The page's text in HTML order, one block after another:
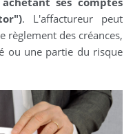
. L'affactureur peut
règlement des créances,
ou une partie du risque